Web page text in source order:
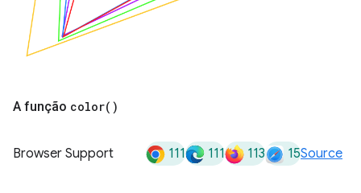
A função color( )
Browser Support 111 111 113 15Source